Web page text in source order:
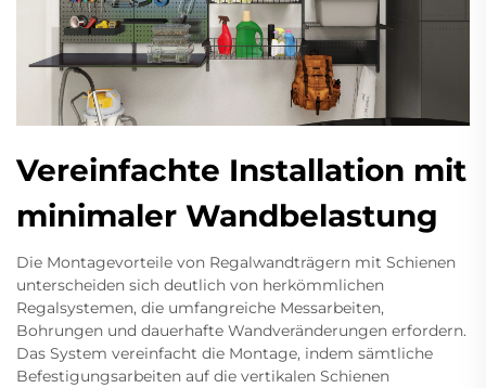
Vereinfachte Installation mit
minimaler Wandbelastung
Die Montagevorteile von Regalwandträgern mit Schienen
unterscheiden sich deutlich von herkömmlichen
Regalsystemen, die umfangreiche Messarbeiten,
Bohrungen und dauerhafte Wandveränderungen erfordern.
Das System vereinfacht die Montage, indem sämtliche
Befestigungsarbeiten auf die vertikalen Schienen